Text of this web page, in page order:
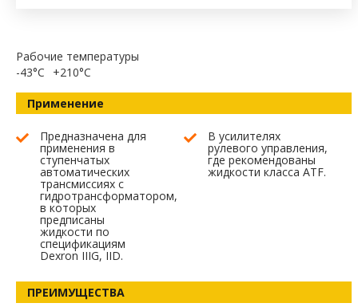
Рабочие температуры
-43°C
+210°C
Применение
Предназначена для
применения в
ступенчатых
автоматических
трансмиссиях с
гидротрансформатором,
в которых
предписаны
жидкости по
спецификациям
Dexron IIIG, IID.
В усилителях
рулевого управления,
где рекомендованы
жидкости класса ATF.
ПРЕИМУЩЕСТВА